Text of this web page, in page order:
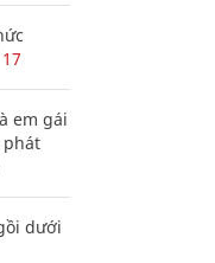
17
em gái
dưới